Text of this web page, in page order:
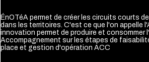
ÉnOTéA permet de créer les circuits courts
dans les territoires. C'est ce que l'on
innovation permet de produire et
Accompagnement sur les étapes de